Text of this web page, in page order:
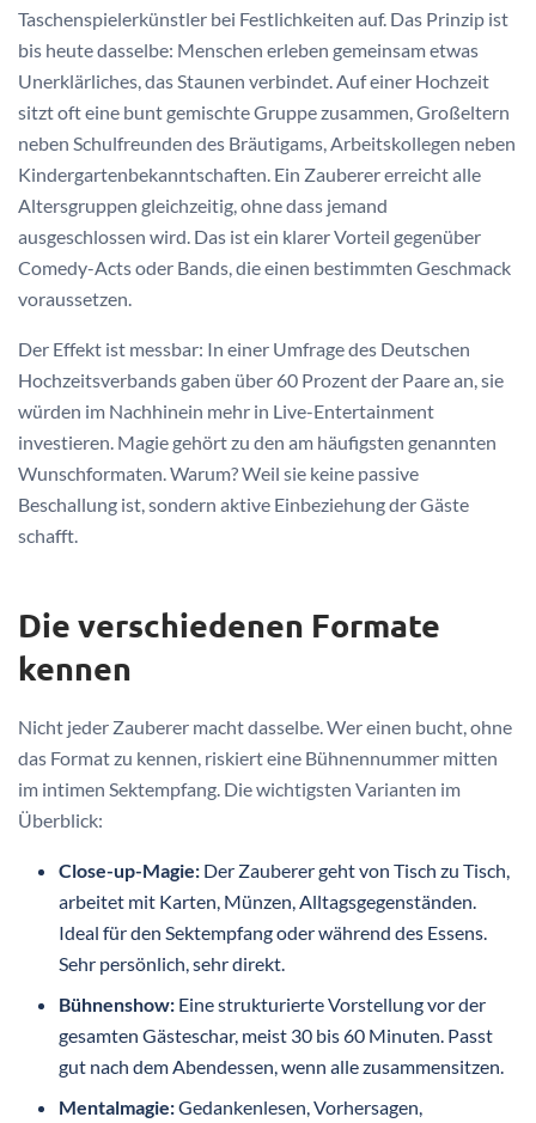
Taschenspielerkünstler bei Festlichkeiten auf. Das Prinzip ist
bis heute dasselbe: Menschen erleben gemeinsam etwas
Unerklärliches, das Staunen verbindet. Auf einer Hochzeit
sitzt oft eine bunt gemischte Gruppe zusammen, Großeltern
neben Schulfreunden des Bräutigams, Arbeitskollegen neben
Kindergartenbekanntschaften. Ein Zauberer erreicht alle
Altersgruppen gleichzeitig, ohne dass jemand
ausgeschlossen wird. Das ist ein klarer Vorteil gegenüber
Comedy-Acts oder Bands, die einen bestimmten Geschmack
voraussetzen.
Der Effekt ist messbar: In einer Umfrage des Deutschen
Hochzeitsverbands gaben über 60 Prozent der Paare an, sie
würden im Nachhinein mehr in Live-Entertainment
investieren. Magie gehört zu den am häufigsten genannten
Wunschformaten. Warum? Weil sie keine passive
Beschallung ist, sondern aktive Einbeziehung der Gäste
schafft.
Die verschiedenen Formate
kennen
Nicht jeder Zauberer macht dasselbe. Wer einen bucht, ohne
das Format zu kennen, riskiert eine Bühnennummer mitten
im intimen Sektempfang. Die wichtigsten Varianten im
Überblick:
Close-up-Magie: Der Zauberer geht von Tisch zu Tisch,
arbeitet mit Karten, Münzen, Alltagsgegenständen.
Ideal für den Sektempfang oder während des Essens.
Sehr persönlich, sehr direkt.
Bühnenshow: Eine strukturierte Vorstellung vor der
gesamten Gästeschar, meist 30 bis 60 Minuten. Passt
gut nach dem Abendessen, wenn alle zusammensitzen.
Mentalmagie:Gedankenlesen, Vorhersagen,